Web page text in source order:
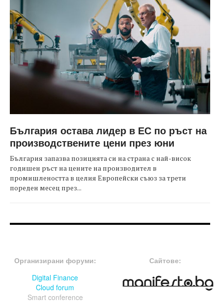
България остава лидер в ЕС по ръст на
производствените цени през юни
България запазва позицията си на страна с най-висок
годишен ръст на цените на производител в
промишлеността в целия Европейски съюз за трети
пореден месец през...
Организирани форуми:
Digital Finance
Cloud forum
Smart conference
Сайтове: